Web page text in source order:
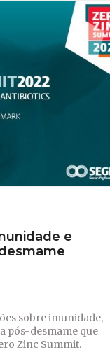
e
sobre imunidade,
pós-desmame que
Zinc Summit.